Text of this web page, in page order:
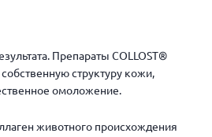
Препараты COLLOST®
структуру кожи,
омоложение.
животного происхождения